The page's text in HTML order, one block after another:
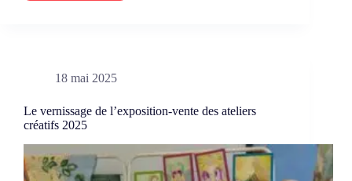
18 mai 2025
Le vernissage de l’exposition-vente des ateliers
créatifs 2025